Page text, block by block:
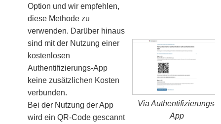
Option und wir empfehlen,
diese Methode zu
verwenden. Darüber hinaus
sind mit der Nutzung einer
kostenlosen
Authentifizierungs-App
keine zusätzlichen Kosten
verbunden.
Bei der Nutzung der App
wird ein QR-Code gescannt
Via Authentifizierungs-
App